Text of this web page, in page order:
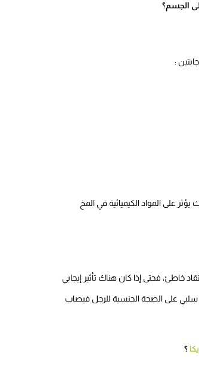
الجسم؟
:
على المواد الكيميائية في المخ
خاطئ، فحتى إذا كان هناك تأثير إيجابي
سلبي على الصحة الجنسية للرجل فيصاب
؟